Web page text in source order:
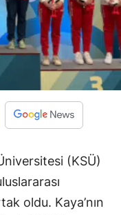
(KSÜ)
oldu. Kaya’nın